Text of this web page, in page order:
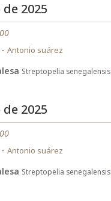
2025
Antonio suárez
Streptopelia senegalensis
2025
Antonio suárez
Streptopelia senegalensis